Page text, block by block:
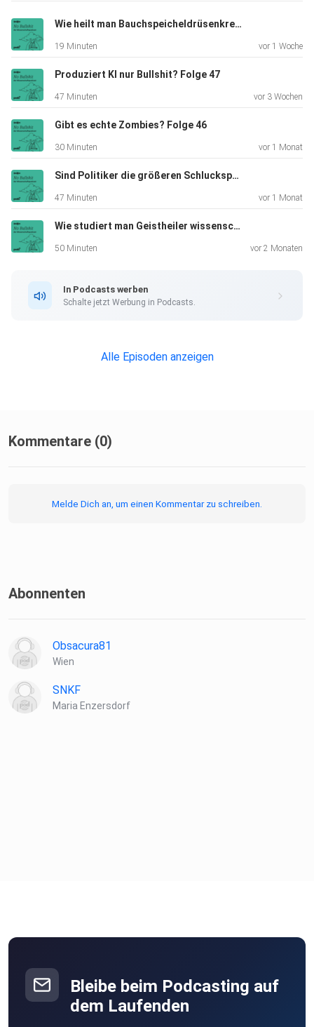
Plattformen)
zu hören.
Inhalt der ersten Folge: Was wurde aus großankündigten
Folgen Sie
uns auch auf Twitter - https://twitter.com/profilTauwetter
Hier geht es zu unserem Podcastangebot:
Wie heilt man Bauchspeicheldrüsenkrebs? Folge 48
19 Minuten vor 1 Woche
Produziert KI nur Bullshit? Folge 47
47 Minuten vor 3 Wochen
Gibt es echte Zombies? Folge 46
30 Minuten vor 1 Monat
Sind Politiker die größeren Schluckspechte? Folge 45
47 Minuten vor 1 Monat
Wie studiert man Geistheiler wissenschaftlich? Folge 44
50 Minuten vor 2 Monaten
In Podcasts werben
Schalte jetzt Werbung in Podcasts.
Alle Episoden anzeigen
Kommentare (0)
Melde Dich an, um einen Kommentar zu schreiben.
Abonnenten
Obsacura81
Wien
SNKF
Maria Enzersdorf
Bleibe beim Podcasting auf
dem Laufenden